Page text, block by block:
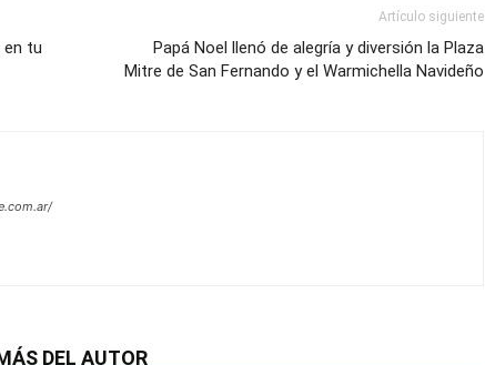
en tu
Artículo siguiente
Papá Noel llenó de alegría y diversión la Plaza
Mitre de San Fernando y el Warmichella Navideño
DEL AUTOR